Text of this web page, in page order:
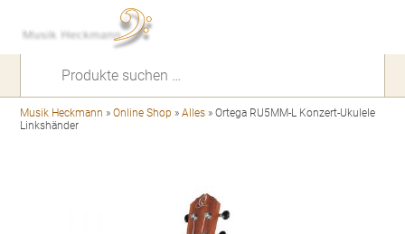
Musik Heckmann »Online Shop »Alles »Ortega RU5MM-L Konzert-Ukulele
Linkshänder